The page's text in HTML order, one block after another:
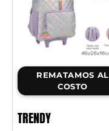
REMATAMOS AL
COSTO
TRENDY